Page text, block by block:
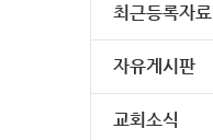
최근등록자료
자유게시판
교회소식